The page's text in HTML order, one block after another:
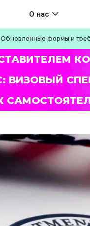
Main navigation
О нас
Обновленные формы и
ВИЗОВЫЙ